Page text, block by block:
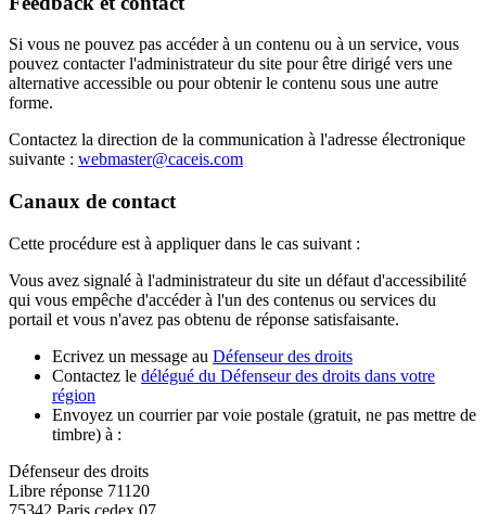
Si vous ne pouvez pas accéder à un contenu ou à un service, vous
pouvez contacter l'administrateur du site pour être dirigé vers une
alternative accessible ou pour obtenir le contenu sous une autre
forme.
Contactez la direction de la communication à l'adresse électronique
suivante : webmaster@caceis.com
Canaux de contact
Cette procédure est à appliquer dans le cas suivant :
Vous avez signalé à l'administrateur du site un défaut d'accessibilité
qui vous empêche d'accéder à l'un des contenus ou services du
portail et vous n'avez pas obtenu de réponse satisfaisante.
Ecrivez un message au Défenseur des droits
Contactez le délégué du Défenseur des droits dans votre
région
Envoyez un courrier par voie postale (gratuit, ne pas mettre de
timbre) à :
Défenseur des droits
Libre réponse 71120
75342 Paris cedex 07